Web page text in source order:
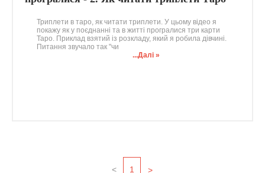
Триплети в таро, як читати триплети. У цьому відео я
покажу як у поєднанні та в житті програлися три карти
Таро. Приклад взятий із розкладу, який я робила дівчині.
Питання звучало так "чи
...Далі »
< 1 >